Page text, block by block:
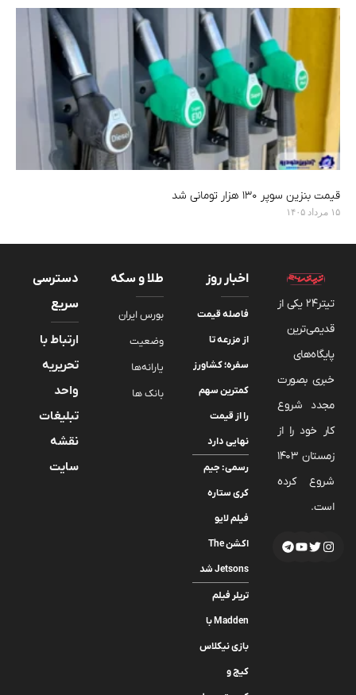
قیمت بنزین سوپر ۱۳۰ هزار تومانی شد
۱۵ مرداد ۱۴۰۵
تیتر24 یکی از
قدیمی‌ترین
پایگاه‌های
خبری بصورت
مجدد شروع
کار خود را از
زمستان 1403
شروع کرده
است.
اخبار روز
فاصله قیمت
از مزرعه تا
سفره؛ کشاورز
کمترین سهم
را از قیمت
نهایی دارد
رسمی: جیم
کری ستاره
فیلم لایو
اکشن The
Jetsons شد
تریلر فیلم
Madden با
بازی نیکلاس
کیج و
طلا و سکه
بورس ایران
وضعیت
یارانه‌ها
بانک ها
دسترسی
سریع
ارتباط با
تحریریه
واحد
تبلیغات
نقشه
سایت